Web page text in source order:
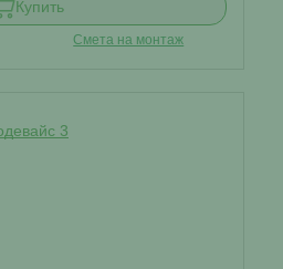
Купить
Смета на монтаж
3